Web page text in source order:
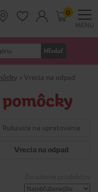
MENU
Hľadať
0
> Vrecia na odpad
Rukavice na upratovanie
Vrecia na odpad